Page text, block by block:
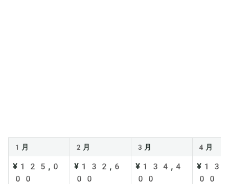
1月 2月 3月 4月
¥125,0
00
¥132,6
00
¥134,4
00
00